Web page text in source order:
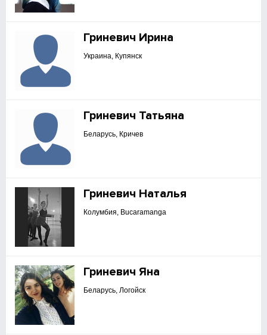
Гриневич Ирина
Украина, Купянск
Гриневич Татьяна
Беларусь, Кричев
Гриневич Наталья
Колумбия, Bucaramanga
Гриневич Яна
Беларусь, Логойск